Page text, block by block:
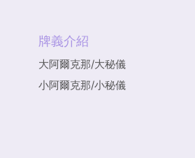
牌義介紹
大阿爾克那/大秘儀
小阿爾克那/小秘儀